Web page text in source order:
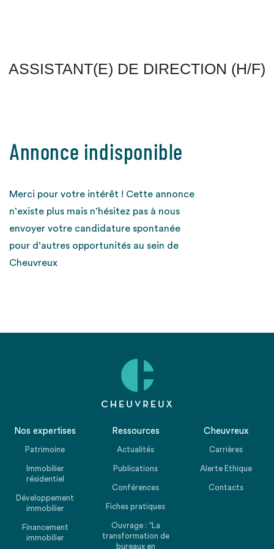
ASSISTANT(E) DE DIRECTION (H/F)
Annonce indisponible
Merci pour votre intérêt ! Cette annonce
n’existe plus mais n’hésitez pas à nous
envoyer votre candidature spontanée
pour d’autres opportunités au sein de
Cheuvreux
Nos expertises
Patrimoine
Immobilier
résidentiel
Développement
immobilier
Financement
immobilier
Ressources
Actualités
Publications
Conférences
Fiches pratiques
Ouvrage : “La
transformation de
bureaux en
Cheuvreux
Carrières
Alerte Ethique
Contacts